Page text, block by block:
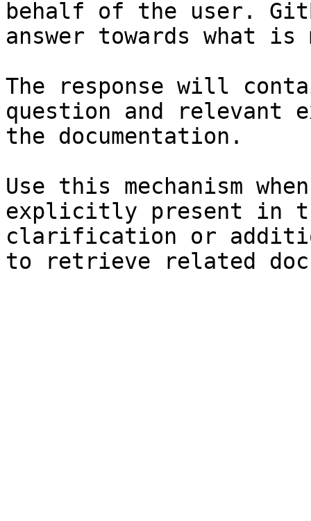
behalf of the user.
answer towards what
The response will
question and relevant
the documentation.
Use this mechanism
explicitly present in
clarification or